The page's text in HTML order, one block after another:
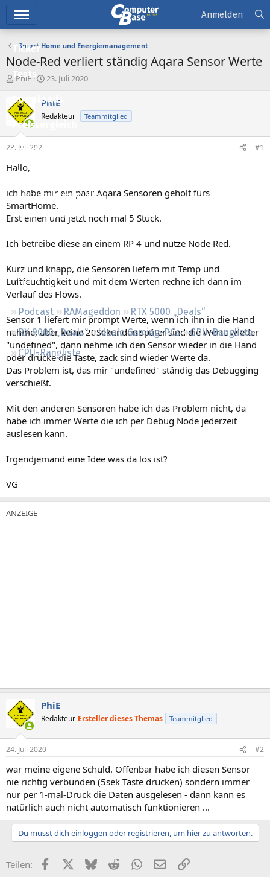
Ticker
Tests
Downloads
Preisvergleich
Forum
Aktuelles
Empfohlene Inhalte
Neue Beiträge
Regeln
Podcast RAMageddon
RTX 5000 „Deals“
RX 9000 „Deals“
Ideale Gaming-PCs
GPU-Rangliste
CPU-Rangliste
Anmelden
Smart Home und Energiemanagement
Node-Red verliert ständig Aqara Sensor Werte
E
s
t
e
e
r
PhiE
E
s
e
t
23. Juli 2020
PhiE
Redakteur Teammitglied
23. Juli 2020 #1
Hallo,
ich habe mir ein paar Aqara Sensoren geholt fürs
SmartHome.
Erst einen und jetzt noch mal 5 Stück.
Ich betreibe diese an einem RP 4 und nutze Node Red.
Kurz und knapp, die Sensoren liefern mit Temp und
Luftfeuchtigkeit und mit dem Werten rechne ich dann im
Verlauf des Flows.
Sensor 1 liefert mir prompt Werte, wenn ich ihn in die Hand
nehme, aber keine 20Sekunden später sind die Werte wieder
"undefined", dann nehme ich den Sensor wieder in die Hand
oder drücke die Taste, zack sind wieder Werte da.
Das Problem ist, das mir "undefined" ständig das Debugging
verschießt.
Mit den anderen Sensoren habe ich das Problem nicht, da
habe ich immer Werte die ich per Debug Node jederzeit
auslesen kann.
Irgendjemand eine Idee was da los ist?
VG
PhiE
Redakteur Ersteller dieses Themas Teammitglied
24. Juli 2020 #2
war meine eigene Schuld. Offenbar habe ich diesen Sensor
nie richtig verbunden (5sek Taste drücken) sondern immer
nur per 1-mal-Druck die Daten ausgelesen - dann kann es
natürlich auch nicht automatisch funktionieren ...
Du musst dich einloggen oder registrieren, um hier zu antworten.
Teilen: FacebookX (Twitter)
BlueskyRedditWhatsApp
E-MailLink